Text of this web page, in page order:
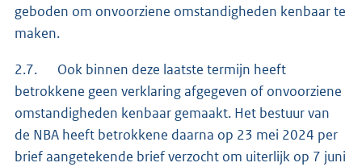
geboden om onvoorziene omstandigheden kenbaar te
maken.
2.7. Ook binnen deze laatste termijn heeft
betrokkene geen verklaring afgegeven of onvoorziene
omstandigheden kenbaar gemaakt. Het bestuur van
de NBA heeft betrokkene daarna op 23 mei 2024 per
brief aangetekende brief verzocht om uiterlijk op 7 juni